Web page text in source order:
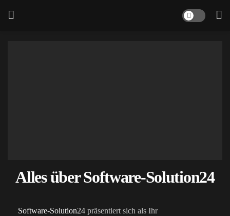
Alles über Software-Solution24
Software-Solution24 präsentiert sich als Ihr